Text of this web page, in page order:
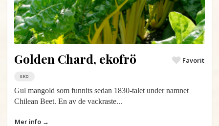
Golden Chard, ekofrö Favorit
EKO
Gul mangold som funnits sedan 1830-talet under namnet
Chilean Beet. En av de vackraste...
Mer info →